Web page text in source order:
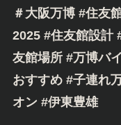
＃大阪万博 #住友
2025 #住友館設計
友館場所 #万博バ
おすすめ #子連れ
オン #伊東豊雄